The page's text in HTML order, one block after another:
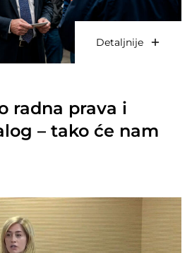
Detaljnije
radna prava i
– tako će nam